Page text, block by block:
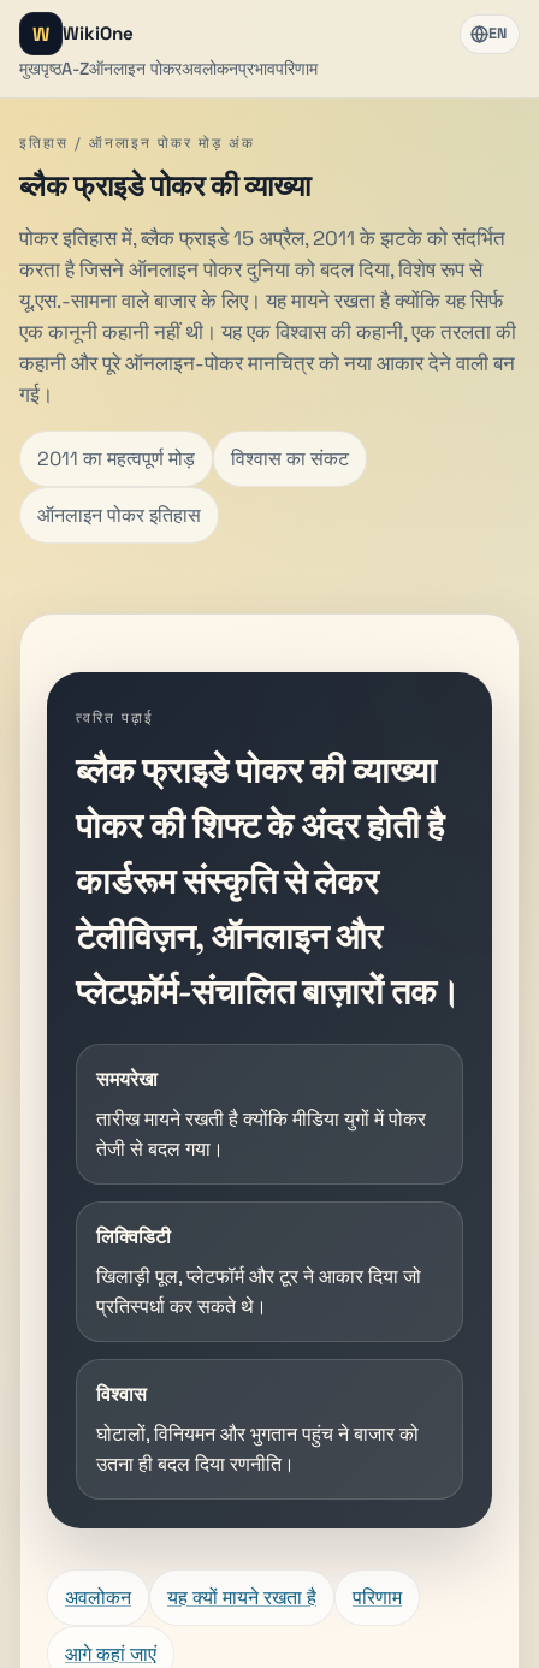
W WikiOne
मुखपृष्ठA-Zऑनलाइन पोकरअवलोकनप्रभावपरिणाम
EN
इतिहास / ऑनलाइन पोकर मोड़ अंक
ब्लैक फ्राइडे पोकर की व्याख्या
पोकर इतिहास में, ब्लैक फ्राइडे 15 अप्रैल, 2011 के झटके को संदर्भित
करता है जिसने ऑनलाइन पोकर दुनिया को बदल दिया, विशेष रूप से
यू.एस.-सामना वाले बाजार के लिए। यह मायने रखता है क्योंकि यह सिर्फ
एक कानूनी कहानी नहीं थी। यह एक विश्वास की कहानी, एक तरलता की
कहानी और पूरे ऑनलाइन-पोकर मानचित्र को नया आकार देने वाली बन
गई।
2011 का महत्वपूर्ण मोड़ विश्वास का संकट
ऑनलाइन पोकर इतिहास
त्वरित पढ़ाई
ब्लैक फ्राइडे पोकर की व्याख्या
पोकर की शिफ्ट के अंदर होती है
कार्डरूम संस्कृति से लेकर
टेलीविज़न, ऑनलाइन और
प्लेटफ़ॉर्म-संचालित बाज़ारों तक।
समयरेखा
तारीख मायने रखती है क्योंकि मीडिया युगों में पोकर
तेजी से बदल गया।
लिक्विडिटी
खिलाड़ी पूल, प्लेटफॉर्म और टूर ने आकार दिया जो
प्रतिस्पर्धा कर सकते थे।
विश्वास
घोटालों, विनियमन और भुगतान पहुंच ने बाजार को
उतना ही बदल दिया रणनीति।
अवलोकन यह क्यों मायने रखता है परिणाम
आगे कहां जाएं